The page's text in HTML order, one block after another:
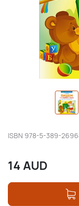
ISBN 978-5-389-
14AUD